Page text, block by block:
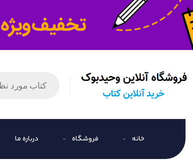
خانه فروشگاه درباره ما